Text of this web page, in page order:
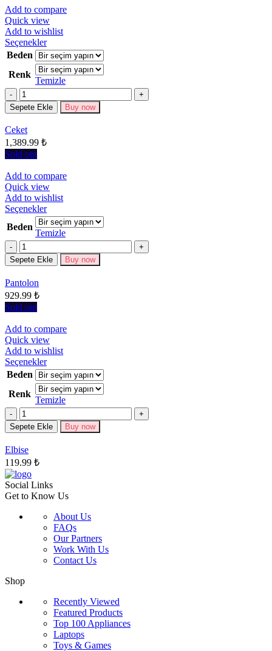
Add to compare
Quick view
Add to wishlist
SeçeneklerBu
ürünün
birden
fazla
varyasyonu
Seçenekler
seçilebilir
Beden
Renk
Temizle
Miktar
Sepete Ekle Buy now
Ceket
1,389.99 ₺
Sold out
Add to compare
Quick view
Add to wishlist
SeçeneklerBu
ürünün
birden
fazla
varyasyonu
var.
Beden
Temizle
Miktar
Sepete Ekle Buy now
Pantolon
929.99 ₺
Sold out
Add to compare
Quick view
Add to wishlist
SeçeneklerBu
ürünün
birden
fazla
varyasyonu
Seçenekler
Beden
Renk
Temizle
Miktar
Sepete Ekle Buy now
Elbise
119.99 ₺
Social Links
Get to Know Us
About Us
FAQs
Our Partners
Work With Us
Contact Us
Shop
Recently Viewed
Featured Products
Top 100 Appliances
Laptops
Toys & Games